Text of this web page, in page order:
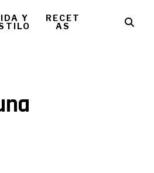
Y
RECET
AS